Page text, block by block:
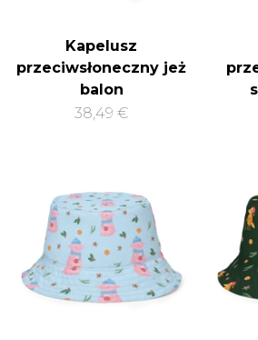
Kapelusz
przeciwsłoneczny jeż
balon
38,49 €